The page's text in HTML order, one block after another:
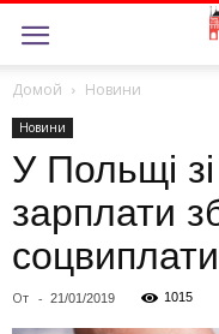
Домой Новини
Новини
У Польщі
зарплати
соцвиплати
От - 21/01/2019 1015